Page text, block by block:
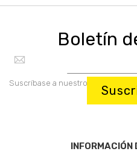
Boletín
Suscríbase a nuestro boletín:
INFORMACIÓN